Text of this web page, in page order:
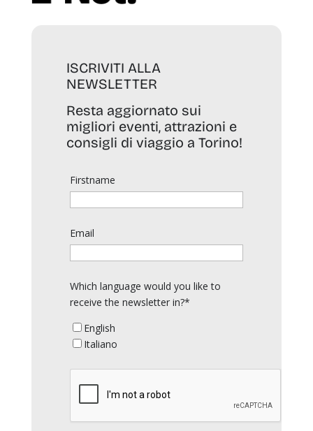
ISCRIVITI ALLA
NEWSLETTER
Resta aggiornato sui
migliori eventi, attrazioni e
consigli di viaggio a Torino!
Firstname
Email
Which language would you like to
receive the newsletter in?*
English
Italiano